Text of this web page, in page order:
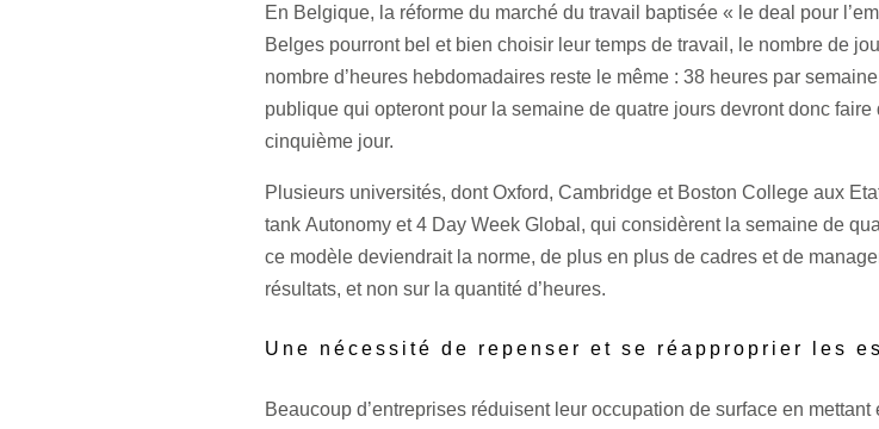
En Belgique, la réforme du marché du travail baptisée « le deal pour
Belges pourront bel et bien choisir leur temps de travail, le nombre de
nombre d’heures hebdomadaires reste le même : 38 heures par
publique qui opteront pour la semaine de quatre jours devront donc
cinquième jour.
Plusieurs universités, dont Oxford, Cambridge et Boston College aux
tank Autonomy et 4 Day Week Global, qui considèrent la semaine de
ce modèle deviendrait la norme, de plus en plus de cadres et de
résultats, et non sur la quantité d’heures.
Une nécessité de repenser et se réapproprier les
Beaucoup d’entreprises réduisent leur occupation de surface en